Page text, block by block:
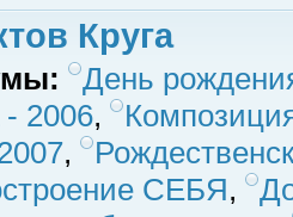
Круга
День
2006,
,
СЕБЯ,